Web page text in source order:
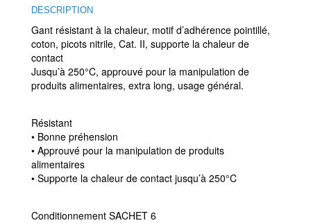
DESCRIPTION
Gant résistant à la chaleur, motif d’adhérence pointillé,
coton, picots nitrile, Cat. II, supporte la chaleur de
contact
Jusqu’à 250°C, approuvé pour la manipulation de
produits alimentaires, extra long, usage général.
Résistant
• Bonne préhension
• Approuvé pour la manipulation de produits
alimentaires
• Supporte la chaleur de contact jusqu’à 250°C
Conditionnement SACHET 6